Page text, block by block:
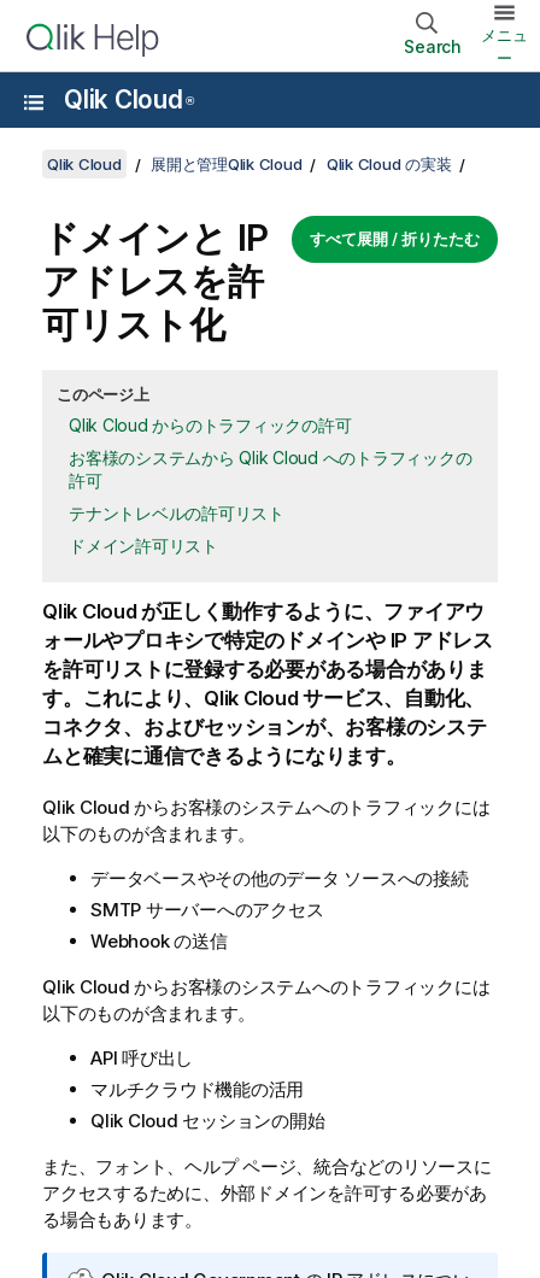
Search
メニュ
ー
Qlik Cloud ®
Qlik Cloud 展開と管理Qlik Cloud Qlik Cloud の実装
すべて展開 / 折りたたむ
ドメインと IP
アドレスを許
可リスト化
このページ上
Qlik Cloud からのトラフィックの許可
お客様のシステムから Qlik Cloud へのトラフィックの
許可
テナントレベルの許可リスト
ドメイン許可リスト
Qlik Cloudが正しく動作するように、ファイアウ
ォールやプロキシで特定のドメインや IP アドレス
を許可リストに登録する必要がある場合がありま
す。これにより、 Qlik Cloudサービス、自動化、
コネクタ、およびセッションが、お客様のシステ
ムと確実に通信できるようになります。
Qlik Cloud からお客様のシステムへのトラフィックには
以下のものが含まれます。
データベースやその他のデータ ソースへの接続
SMTP サーバーへのアクセス
Webhook の送信
Qlik Cloud からお客様のシステムへのトラフィックには
以下のものが含まれます。
API 呼び出し
マルチクラウド機能の活用
Qlik Cloud セッションの開始
また、フォント、ヘルプ ページ、統合などのリソースに
アクセスするために、外部ドメインを許可する必要があ
る場合もあります。